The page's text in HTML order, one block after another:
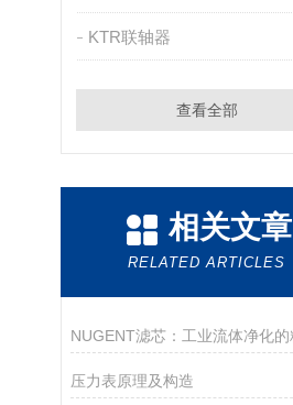
KTR联轴器
查看全部
相关文章
RELATED ARTICLES
压力表原理及构造